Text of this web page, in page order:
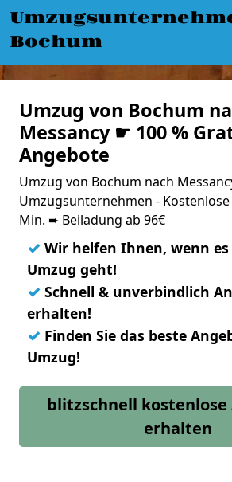
Bochum
Umzug von Bochum
Messancy ☛ 100 %
Angebote
Umzug von Bochum nach
Umzugsunternehmen - Kostenlose
Min. ➨ Beiladung ab 96€
✓ Wir helfen Ihnen, wenn
Umzug geht!
✓ Schnell & unverbindlich
erhalten!
✓ Finden Sie das beste
Umzug!
blitzschnell kostenlose
erhalten